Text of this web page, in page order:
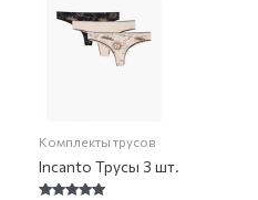
Комплекты трусов
Incanto Трусы 3 шт.